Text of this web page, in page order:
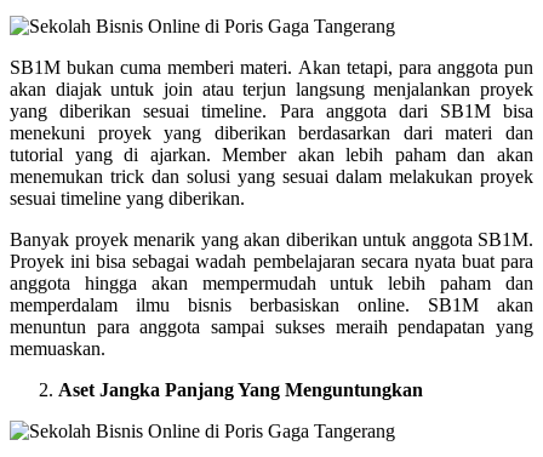
SB1M bukan cuma memberi materi. Akan tetapi, para anggota pun
akan diajak untuk join atau terjun langsung menjalankan proyek
yang diberikan sesuai timeline. Para anggota dari SB1M bisa
menekuni proyek yang diberikan berdasarkan dari materi dan
tutorial yang di ajarkan. Member akan lebih paham dan akan
menemukan trick dan solusi yang sesuai dalam melakukan proyek
sesuai timeline yang diberikan.
Banyak proyek menarik yang akan diberikan untuk anggota SB1M.
Proyek ini bisa sebagai wadah pembelajaran secara nyata buat para
anggota hingga akan mempermudah untuk lebih paham dan
memperdalam ilmu bisnis berbasiskan online. SB1M akan
menuntun para anggota sampai sukses meraih pendapatan yang
memuaskan.
Aset Jangka Panjang Yang Menguntungkan